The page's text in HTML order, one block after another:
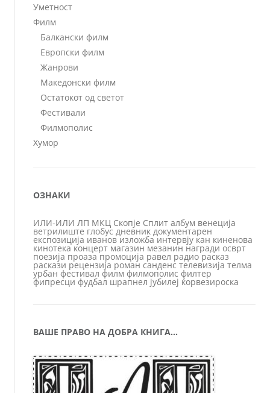
Уметност
Филм
Балкански филм
Европски филм
Жанрови
Македонски филм
Остатокот од светот
Фестивали
Филмополис
Хумор
ОЗНАКИ
ИЛИ-ИЛИ ЛП МКЦ Скопје Сплит албум венеција
ветрилиште глобус дневник документарен
експозиција иванов изложба интервју кан киненова
кинотека концерт магазин мезанин награди осврт
поезија проаза промоција равел радио расказ
раскази рецензија роман санденс телевизија телма
урбан фестивал филм филмополис филтер
фипресци фудбал шрапнел јубилеј ќорвезироска
ВАШЕ ПРАВО НА ДОБРА КНИГА…